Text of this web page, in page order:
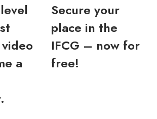
a
Secure your
place in the
IFCG – now for
free!